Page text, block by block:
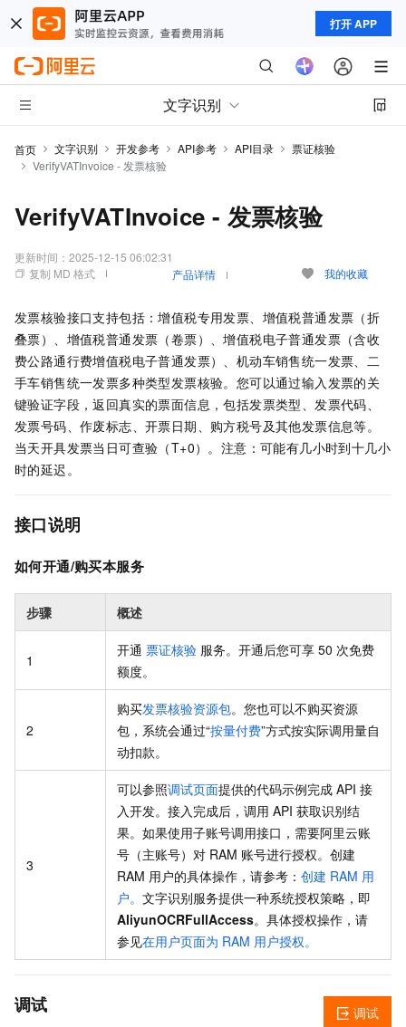
打开 APP
文字识别
首页 文字识别 开发参考 API参考 API目录
票证核验
VerifyVATInvoice - 发票核验
VerifyVATInvoice - 发票核验
更新时间： 2025-12-15 06:02:31
复制 MD 格式
产品详情 我的收藏
发票核验接口支持包括：增值税专用发票、增值税普通发票（折
叠票）、增值税普通发票（卷票）、增值税电子普通发票（含收
费公路通行费增值税电子普通发票）、机动车销售统一发票、二
手车销售统一发票多种类型发票核验。您可以通过输入发票的关
键验证字段，返回真实的票面信息，包括发票类型、发票代码、
发票号码、作废标志、开票日期、购方税号及其他发票信息等。
当天开具发票当日可查验（T+0）。注意：可能有几小时到十几小
时的延迟。
接口说明
如何开通/购买本服务
步骤 概述
1
开通 票证核验 服务。开通后您可享 50 次免费
额度。
2
购买发票核验资源包。您也可以不购买资源
包，系统会通过“按量付费”方式按实际调用量自
动扣款。
3
可以参照调试页面提供的代码示例完成 API 接
入开发。接入完成后，调用 API 获取识别结
果。如果使用子账号调用接口，需要阿里云账
号（主账号）对 RAM 账号进行授权。创建
RAM 用户的具体操作，请参考： 创建 RAM 用
户。 文字识别服务提供一种系统授权策略，即
AliyunOCRFullAccess。具体授权操作，请
参见在用户页面为 RAM 用户授权。
调试 调试